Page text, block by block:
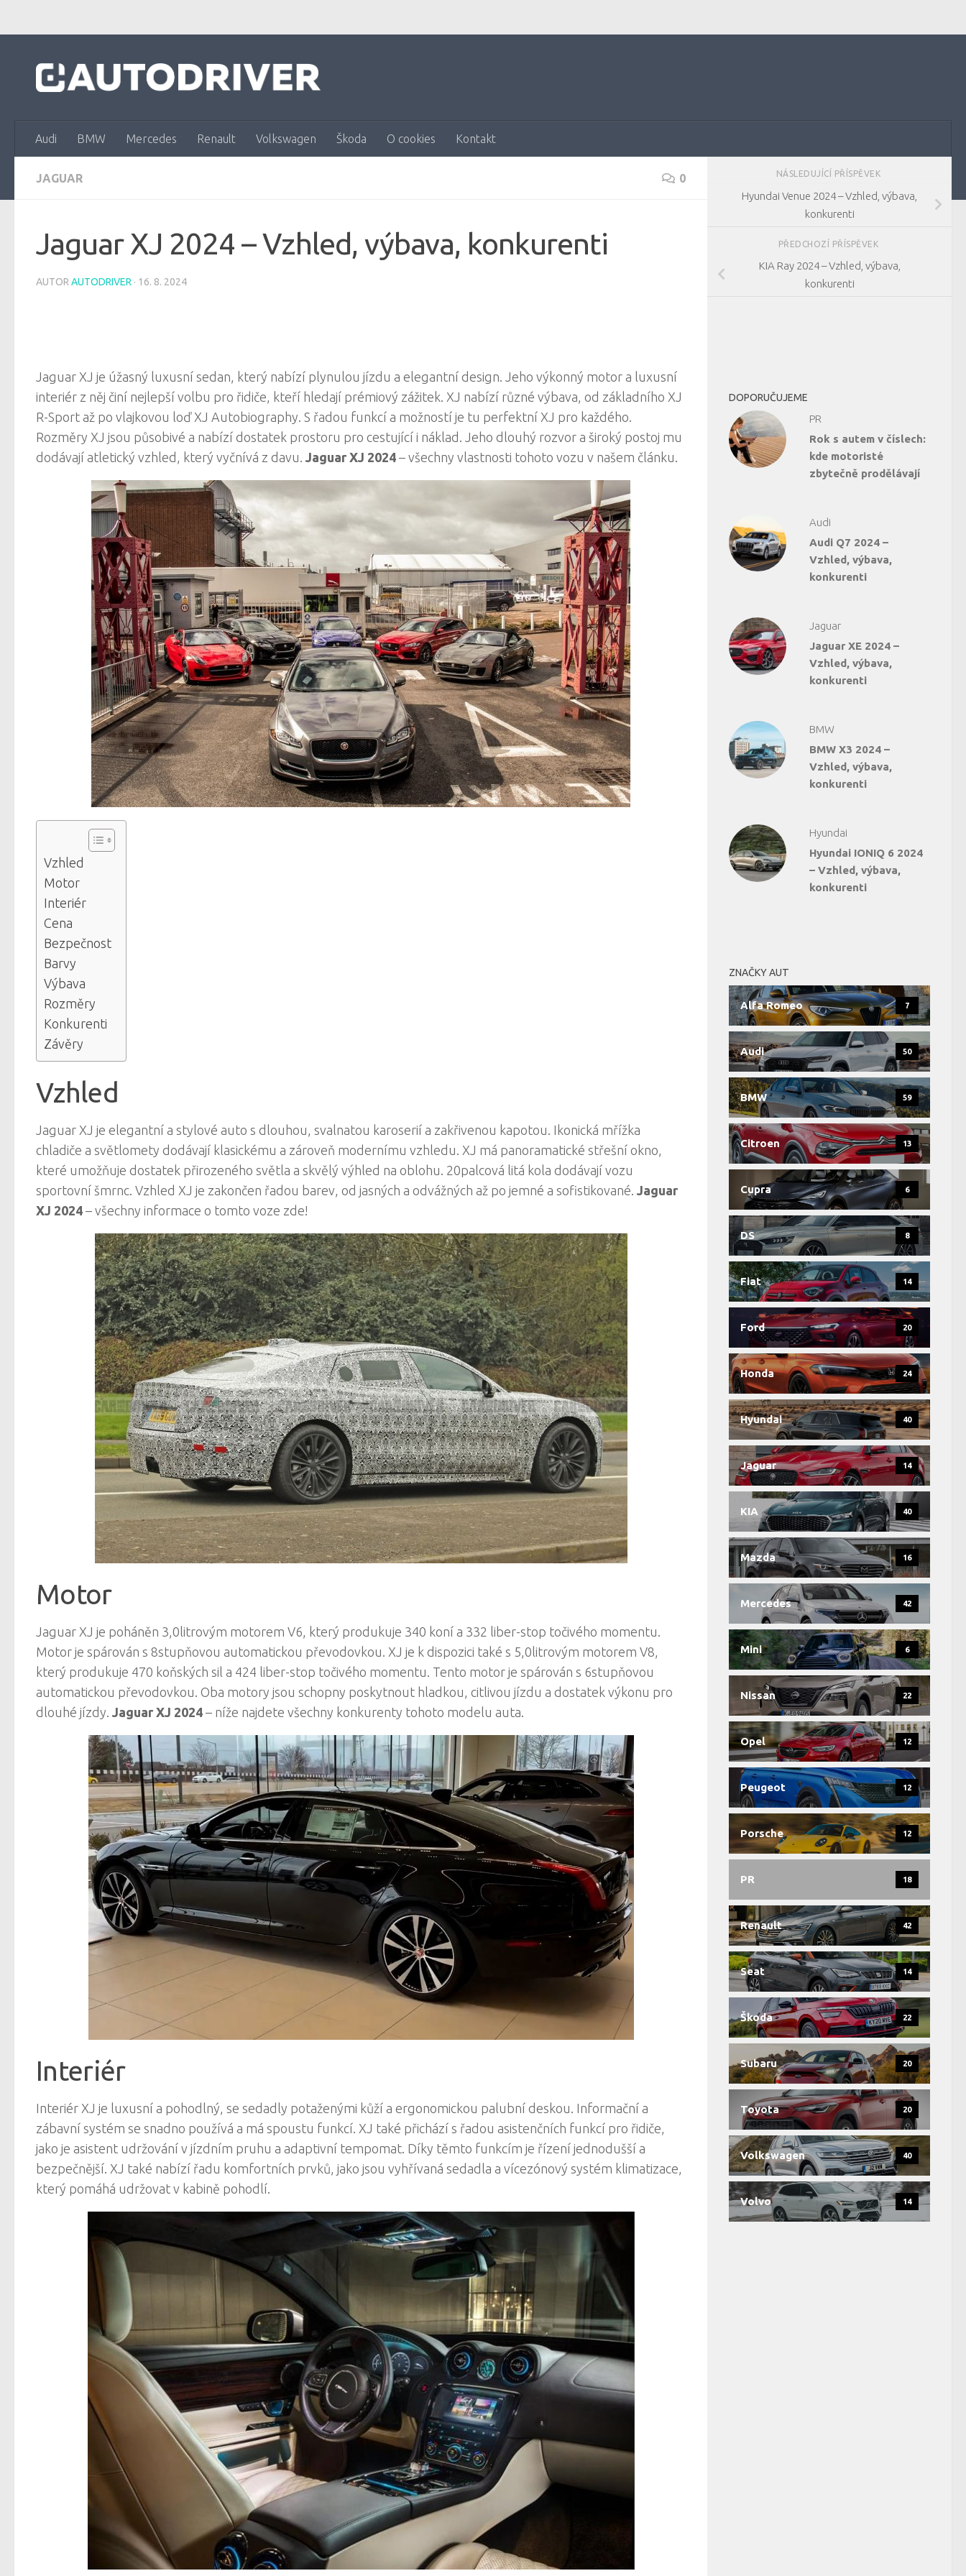
Audi BMW Mercedes Renault Volkswagen Škoda O cookies Kontakt
JAGUAR 0
Jaguar XJ 2024 – Vzhled, výbava, konkurenti
AUTOR AUTODRIVER · 16. 8. 2024
Jaguar XJ je úžasný luxusní sedan, který nabízí plynulou jízdu a elegantní design. Jeho výkonný motor a luxusní
interiér z něj činí nejlepší volbu pro řidiče, kteří hledají prémiový zážitek. XJ nabízí různé výbava, od základního XJ
R-Sport až po vlajkovou loď XJ Autobiography. S řadou funkcí a možností je tu perfektní XJ pro každého.
Rozměry XJ jsou působivé a nabízí dostatek prostoru pro cestující i náklad. Jeho dlouhý rozvor a široký postoj mu
dodávají atletický vzhled, který vyčnívá z davu. Jaguar XJ 2024 – všechny vlastnosti tohoto vozu v našem článku.
Vzhled
Motor
Interiér
Cena
Bezpečnost
Barvy
Výbava
Rozměry
Konkurenti
Závěry
Vzhled
Jaguar XJ je elegantní a stylové auto s dlouhou, svalnatou karoserií a zakřivenou kapotou. Ikonická mřížka
chladiče a světlomety dodávají klasickému a zároveň modernímu vzhledu. XJ má panoramatické střešní okno,
které umožňuje dostatek přirozeného světla a skvělý výhled na oblohu. 20palcová litá kola dodávají vozu
sportovní šmrnc. Vzhled XJ je zakončen řadou barev, od jasných a odvážných až po jemné a sofistikované. Jaguar
XJ 2024 – všechny informace o tomto voze zde!
Motor
Jaguar XJ je poháněn 3,0litrovým motorem V6, který produkuje 340 koní a 332 liber-stop točivého momentu.
Motor je spárován s 8stupňovou automatickou převodovkou. XJ je k dispozici také s 5,0litrovým motorem V8,
který produkuje 470 koňských sil a 424 liber-stop točivého momentu. Tento motor je spárován s 6stupňovou
automatickou převodovkou. Oba motory jsou schopny poskytnout hladkou, citlivou jízdu a dostatek výkonu pro
dlouhé jízdy. Jaguar XJ 2024 – níže najdete všechny konkurenty tohoto modelu auta.
Interiér
Interiér XJ je luxusní a pohodlný, se sedadly potaženými kůží a ergonomickou palubní deskou. Informační a
zábavní systém se snadno používá a má spoustu funkcí. XJ také přichází s řadou asistenčních funkcí pro řidiče,
jako je asistent udržování v jízdním pruhu a adaptivní tempomat. Díky těmto funkcím je řízení jednodušší a
bezpečnější. XJ také nabízí řadu komfortních prvků, jako jsou vyhřívaná sedadla a vícezónový systém klimatizace,
který pomáhá udržovat v kabině pohodlí.
NÁSLEDUJÍCÍ PŘÍSPĚVEK
Hyundai Venue 2024 – Vzhled, výbava,
konkurenti
PŘEDCHOZÍ PŘÍSPĚVEK
KIA Ray 2024 – Vzhled, výbava,
konkurenti
DOPORUČUJEME
PR
Rok s autem v číslech:
kde motoristé
zbytečně prodělávají
Audi
Audi Q7 2024 –
Vzhled, výbava,
konkurenti
Jaguar
Jaguar XE 2024 –
Vzhled, výbava,
konkurenti
BMW
BMW X3 2024 –
Vzhled, výbava,
konkurenti
Hyundai
Hyundai IONIQ 6 2024
– Vzhled, výbava,
konkurenti
ZNAČKY AUT
Alfa Romeo 7
Audi 50
BMW 59
Citroen 13
Cupra 6
DS 8
Fiat 14
Ford 20
Honda 24
Hyundai 40
Jaguar 14
KIA 40
Mazda 16
Mercedes 42
Mini 6
Nissan 22
Opel 12
Peugeot 12
Porsche 12
PR 18
Renault 42
Seat 14
Škoda 22
Subaru 20
Toyota 20
Volkswagen 40
Volvo 14